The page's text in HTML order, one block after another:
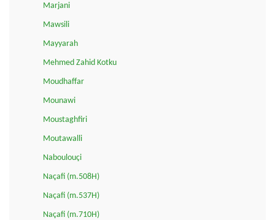
Marjani
Mawsili
Mayyarah
Mehmed Zahid Kotku
Moudhaffar
Mounawi
Moustaghfiri
Moutawalli
Naboulouçi
Naçafi (m.508H)
Naçafi (m.537H)
Naçafi (m.710H)